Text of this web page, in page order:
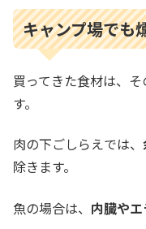
キャンプ場でも
買ってきた食材は、
す。
肉の下ごしらえでは、
除きます。
魚の場合は、 内臓や